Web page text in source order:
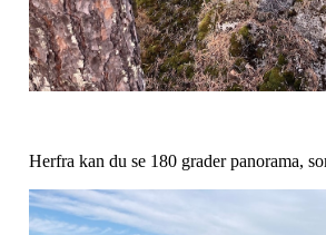
Herfra kan du se 180 grader panorama,